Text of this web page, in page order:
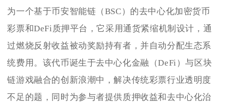
为一个基于币安智能链（BSC）的去中心化加密货币
彩票和DeFi质押平台，它采用通货紧缩机制设计，通
过燃烧反射收益被动奖励持有者，并自动分配生态系
统费用。该代币诞生于去中心化金融（DeFi）与区块
链游戏融合的创新浪潮中，解决传统彩票行业透明度
不足的题，同时为参与者提供质押收益和去中心化治